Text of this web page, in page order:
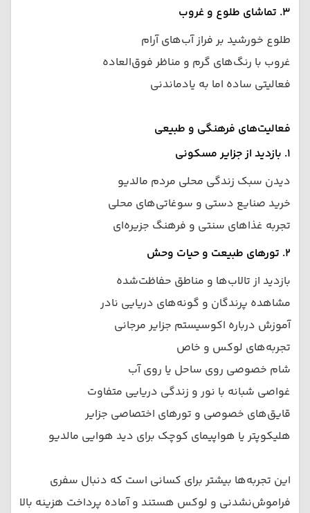
۳. تماشای طلوع و غروب
طلوع خورشید بر فراز آب‌های آرام
غروب با رنگ‌های گرم و مناظر فوق‌العاده
فعالیتی ساده اما به یادماندنی
فعالیت‌های فرهنگی و طبیعی
۱. بازدید از جزایر مسکونی
دیدن سبک زندگی محلی مردم مالدیو
خرید صنایع دستی و سوغاتی‌های محلی
تجربه غذاهای سنتی و فرهنگ جزیره‌ای
۲. تورهای طبیعت و حیات وحش
بازدید از تالاب‌ها و مناطق حفاظت‌شده
مشاهده پرندگان و گونه‌های دریایی نادر
آموزش درباره اکوسیستم جزایر مرجانی
تجربه‌های لوکس و خاص
شام خصوصی روی ساحل یا روی آب
غواصی شبانه با نور و زندگی دریایی متفاوت
قایق‌های خصوصی و تورهای اختصاصی جزایر
هلیکوپتر یا هواپیمای کوچک برای دید هوایی مالدیو
این تجربه‌ها بیشتر برای کسانی است که دنبال سفری
فراموش‌نشدنی و لوکس هستند و آماده پرداخت هزینه بالا